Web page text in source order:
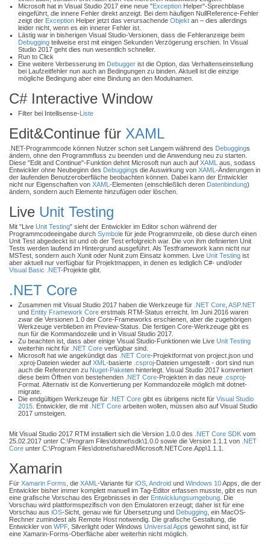
Microsoft hat in Visual Studio 2017 eine neue "Exception Helper"-Sprechblase
eingeführt, die innere Fehler direkt anzeigt. Bei dem häufigen NullReference-Fehler
zeigt der Exception Helper jetzt das verursachende Objekt an – dies allerdings
leider nicht, wenn es ein innerer Fehler ist.
Lästig war in bisherigen Visual Studio-Versionen, dass die Fehleranzeige beim
Debugging teilweise erst mit einigen Sekunden Verzögerung erschien. In Visual
Studio 2017 geht dies nun wesentlich schneller.
Run to Click
Eine weitere Verbesserung im Debugger ist die Option, das Verhaltenseinstellung
bei Laufzeitfehler nun auch an Bedingungen zu binden. Aktuell ist die einzige
mögliche Bedingung aber eine Bindung an den Modulnamen.
C# Interactive Window
Filter bei Intellisense-Liste
Edit&Continue für XAML
.NET-Programmcode können Nutzer schon seit Langem während des Debuggings
ändern, ohne den Programmfluss zu beenden und die Anwendung neu zu starten.
Diese "Edit and Continue"-Funktion dehnt Microsoft nun auch auf XAML aus, sodass
Entwickler ohne Neubeginn des Debuggings die Auswirkung von XAML -Änderungen in
der laufenden Benutzeroberfläche beobachten können. Dabei kann der Entwickler
nicht nur Eigenschaften von XAML -Elementen (einschließlich deren Datenbindung)
ändern, sondern auch Elemente hinzufügen oder löschen.
Live Unit Testing
Mit "Live Unit Testing" sieht der Entwickler im Editor schon während der
Programmcodeeingabe durch Symbole für jede Programmzeile, ob diese durch einen
Unit Test abgedeckt ist und ob der Test erfolgreich war. Die von ihm definierten Unit
Tests werden laufend im Hintergrund ausgeführt. Als Testframework kann nicht nur
MSTest, sondern auch Xunit oder Nunit zum Einsatz kommen. Live Unit Testing ist
aber aktuell nur verfügbar für Projektmappen, in denen es lediglich C#- und/oder
Visual Basic .NET-Projekte gibt.
.NET Core
Zusammen mit Visual Studio 2017 haben die Werkzeuge für .NET Core ASP.NET
und Entity Framework Core erstmals RTM-Status erreicht. Im Juni 2016 waren
zwar die Versionen 1.0 der Core-Frameworks erschienen, aber die zugehörigen
Werkzeuge verblieben im Preview-Status. Die fertigen Core-Werkzeuge gibt es
nun für die Kommandozeile und in Visual Studio 2017.
Zu beachten ist, dass aber einige Visual Studio-Funktionen wie Live Unit Testing
weiterhin nicht für .NET Core verfügbar sind.
Microsoft hat wie angekündigt das
.NET Core-Projektformat von project.json und
.xproj-Dateien wieder auf XML -basierte .csproj-Dateien umgestellt - dort sind nun
auch die Referenzen zu Nuget-Paketen hinterlegt. Visual Studio 2017 konvertiert
diese beim Öffnen von bestehenden .NET Core-Projekten in das neue .csproj-
Format. Alternativ ist die Konvertierung per Kommandozeile möglich mit dotnet-
migrate.
Die endgültigen Werkzeuge für .NET Core gibt es übrigens nicht für Visual Studio
2015 . Entwickler, die mit .NET Core arbeiten wollen, müssen also auf Visual Studio
2017 umsteigen.
Mit Visual Studio 2017 RTM installiert sich die Version 1.0.0 des .NET Core SDK vom
25.02.2017 unter C:\Program Files\dotnet\sdk\1.0.0 sowie die Version 1.1.1 von .NET
Core unter C:\Program Files\dotnet\shared\Microsoft.NETCore.App\1.1.1.
Xamarin
Für Xamarin Forms , die XAML -Variante für iOS Android und Windows 10Apps, die der
Entwickler bisher immer komplett manuell im Tag-Editor erfassen musste, gibt es nun
eine grafische Vorschau des Ergebnisses in der Entwicklungsumgebung . Die
Vorschau wird plattformspezifisch von den Emulatoren erzeugt; daher ist für eine
Vorschau aus iOS-Sicht, genau wie für Übersetzung und Debugging , ein MacOS-
Rechner zumindest als Remote Host notwendig. Die grafische Gestaltung, die
Entwickler von WPF, Silverlight oder Windows Universal Apps gewohnt sind, ist für
eine Xamarin-Forms-Oberfläche aber weiterhin nicht möglich.